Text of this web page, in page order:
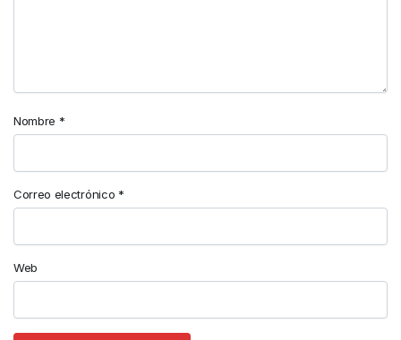
Nombre *
Correo electrónico *
Web